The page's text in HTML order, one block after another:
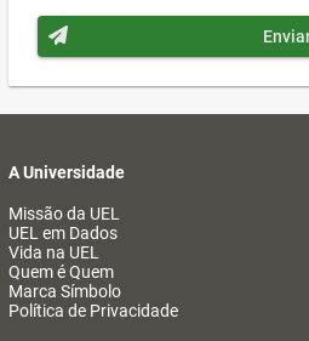
A Universidade
Missão da UEL
UEL em Dados
Vida na UEL
Quem é Quem
Marca Símbolo
Política de Privacidade